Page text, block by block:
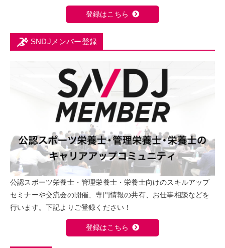
登録はこちら
SNDJメンバー登録
公認スポーツ栄養士・管理栄養士・栄養士向けのスキルアップ
セミナーや交流会の開催、専門情報の共有、お仕事相談などを
行います。下記よりご登録ください！
登録はこちら